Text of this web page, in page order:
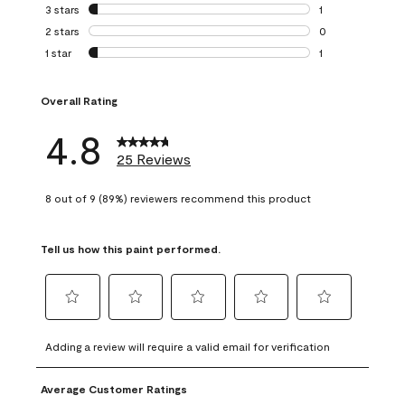
0 reviews with 4
3 stars stars
1
1 review with 3
2 stars stars
0
0 reviews with 2
1 star stars
1
Overall Rating
4.8 25 Reviews
8 out of 9 (89%) reviewers recommend this product
Tell us how this paint performed.
to
rate
the
item
to
rate
the
to
rate
the
item
to
rate
to
rate
Adding a review will require a valid email for verification
Average Customer Ratings